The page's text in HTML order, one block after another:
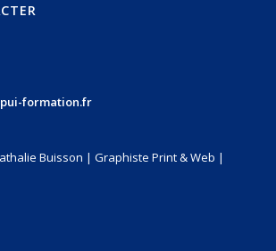
formation.fr
Buisson | Graphiste Print & Web |